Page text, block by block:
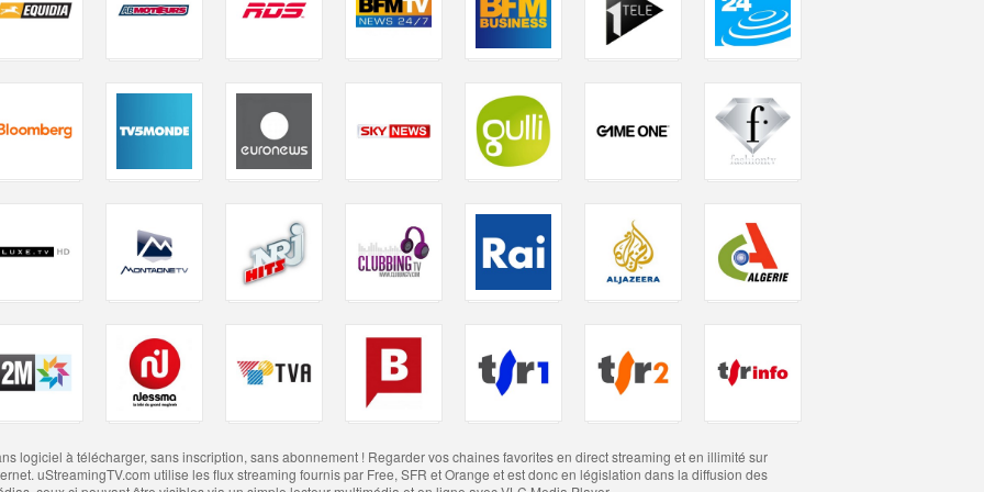
logiciel à télécharger, sans inscription, sans abonnement ! Regarder vos chaines favorites en direct streaming et en illimité sur
uStreamingTV.com utilise les flux streaming fournis par Free, SFR et Orange et est donc en législation dans la diffusion des